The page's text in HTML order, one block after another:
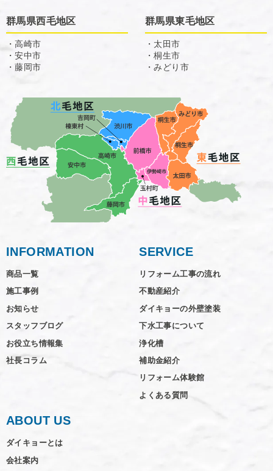
群馬県西毛地区
・高崎市
・安中市
・藤岡市
群馬県東毛地区
・太田市
・桐生市
・みどり市
INFORMATION
商品一覧
施工事例
お知らせ
スタッフブログ
お役立ち情報集
社長コラム
SERVICE
リフォーム工事の流れ
不動産紹介
ダイキョーの外壁塗装
下水工事について
浄化槽
補助金紹介
リフォーム体験館
よくある質問
ABOUT US
ダイキョーとは
会社案内